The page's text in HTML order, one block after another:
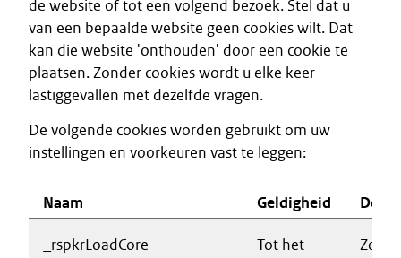
de website of tot een volgend bezoek. Stel dat u
van een bepaalde website geen cookies wilt. Dat
kan die website 'onthouden' door een cookie te
plaatsen. Zonder cookies wordt u elke keer
lastiggevallen met dezelfde vragen.
De volgende cookies worden gebruikt om uw
instellingen en voorkeuren vast te leggen:
Naam Geldigheid Doel
_rspkrLoadCore
Tot het
Zorgt